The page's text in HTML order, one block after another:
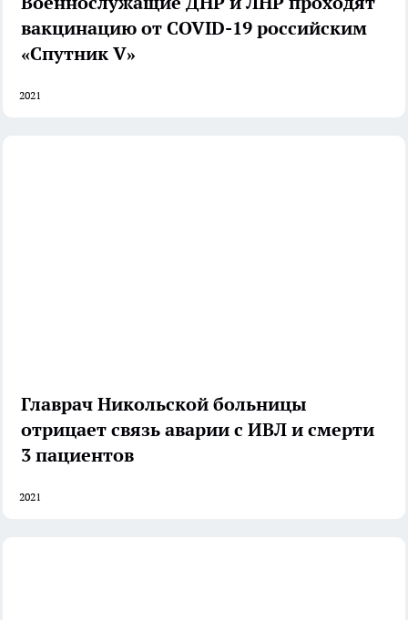
вакцинацию от COVID-19 российским
«Спутник V»
2021
Главрач Никольской больницы
отрицает связь аварии с ИВЛ и смерти
3 пациентов
2021